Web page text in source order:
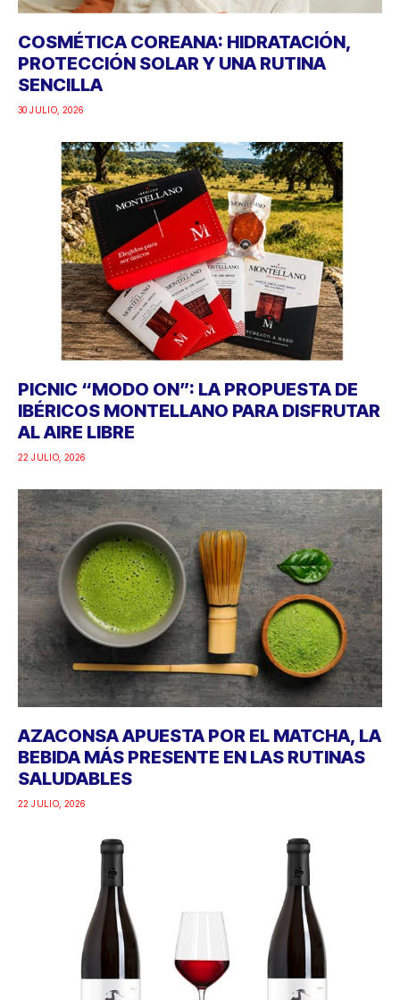
COSMÉTICA COREANA: HIDRATACIÓN,
PROTECCIÓN SOLAR Y UNA RUTINA
SENCILLA
30 JULIO, 2026
PICNIC “MODO ON”: LA PROPUESTA DE
IBÉRICOS MONTELLANO PARA DISFRUTAR
AL AIRE LIBRE
22 JULIO, 2026
AZACONSA APUESTA POR EL MATCHA, LA
BEBIDA MÁS PRESENTE EN LAS RUTINAS
SALUDABLES
22 JULIO, 2026